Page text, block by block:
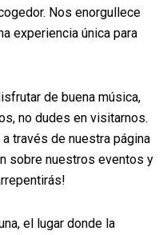
Nos enorgullece
experiencia única para
de buena música,
no dudes en visitarnos.
través de nuestra página
sobre nuestros eventos y
el lugar donde la